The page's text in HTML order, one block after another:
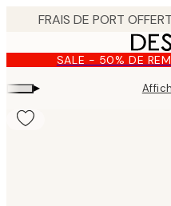
content.SALE - 50% DE
▸